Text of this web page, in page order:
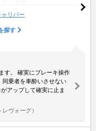
リパー
探す
す。 確実にブレーキ操作
同乗者を車酔いさせない
アップして確実に止ま
レヴォーグ）